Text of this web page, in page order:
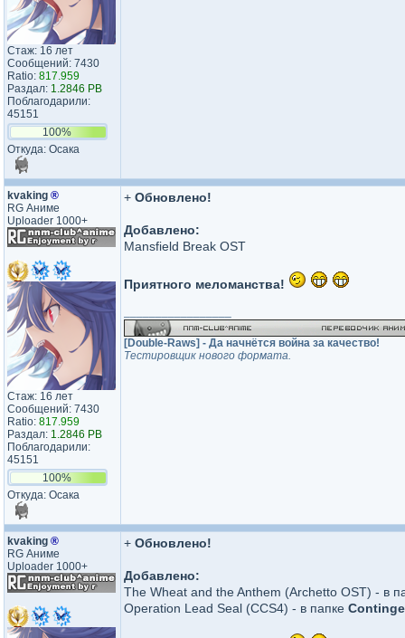
Стаж: 16 лет
Сообщений: 7430
Ratio: 817.959
Раздал: 1.2846 PB
Поблагодарили:
45151
100%
Откуда: Осака
kvaking ®
RG Аниме
Uploader 1000+
Стаж: 16 лет
Сообщений: 7430
Ratio: 817.959
Раздал: 1.2846 PB
Поблагодарили:
45151
100%
Откуда: Осака
+ Обновлено!
Добавлено:
Mansfield Break OST
Приятного меломанства!
[Double-Raws] - Да начнётся война за качество!
Тестировщик нового формата.
kvaking ®
RG Аниме
Uploader 1000+
+ Обновлено!
Добавлено:
The Wheat and the Anthem (Archetto OST) - в
Operation Lead Seal (CCS4) - в папке